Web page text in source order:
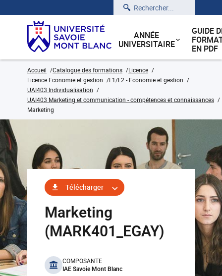
Rechercher
ANNÉE
UNIVERSITAIRE
GUIDE
EN PDF
Accueil Catalogue des formations
Licence
Licence Economie et gestion
L1/L2 - Economie et gestion
UAI403 Individualisation
UAI403 Marketing et communication - compétences et connaissances
Marketing
Télécharger
Marketing
(MARK401_EGAY)
benefits
COMPOSANTE
IAE Savoie Mont Blanc